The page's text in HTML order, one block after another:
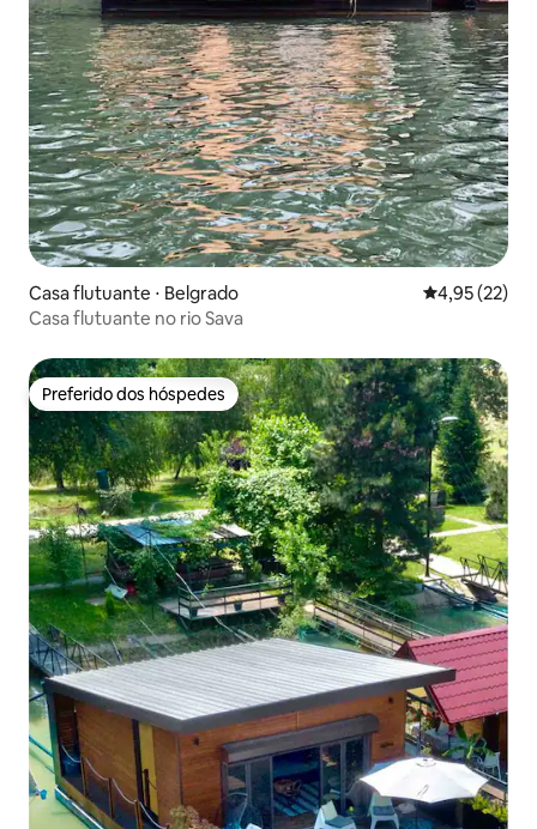
Casa flutuante ⋅ Belgrado 4,95 de uma
4,95 (22)
Casa flutuante no rio Sava
Preferido dos hóspedes
Preferido dos hóspedes